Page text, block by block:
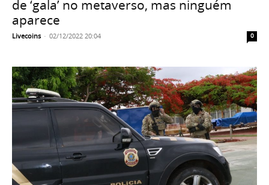
de ‘gala’ no metaverso, mas ninguém
aparece
Livecoins - 02/12/2022 20:04 0